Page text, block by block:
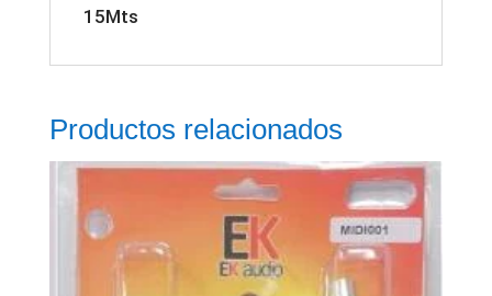
15Mts
Productos relacionados